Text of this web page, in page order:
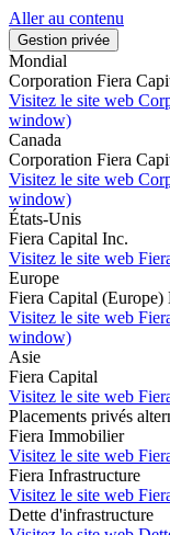
Aller au contenu
Gestion privée
Mondial
Corporation Fiera
Visitez le site web
window)
Canada
Corporation Fiera
Visitez le site web
window)
États-Unis
Fiera Capital Inc.
Visitez le site web
Europe
Fiera Capital (Europe)
Visitez le site web
window)
Asie
Fiera Capital
Visitez le site web
Placements privés
Fiera Immobilier
Visitez le site web
Fiera Infrastructure
Visitez le site web
Dette d'infrastructure